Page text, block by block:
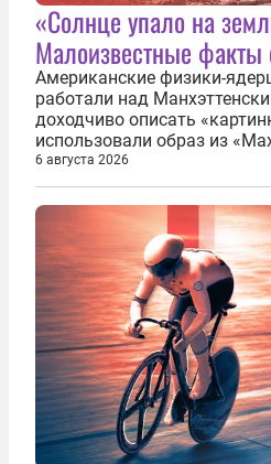
«Солнце упало на
Малоизвестные факты
Американские физики-
работали над
доходчиво описать
использовали образ из
тысячи солнц пылало это
японских городов
которых США в августе
6 августа 2026